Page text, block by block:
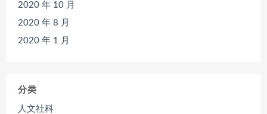
2020 年 10 月
2020 年 8 月
2020 年 1 月
分类
人文社科